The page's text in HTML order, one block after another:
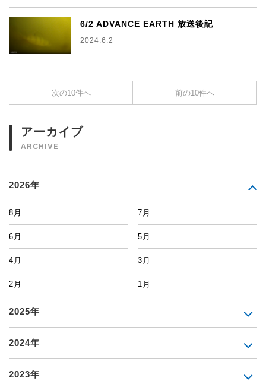
6/2 ADVANCE EARTH 放送後記
2024.6.2
次の10件へ 前の10件へ
アーカイブ
ARCHIVE
2026年
8月 7月
6月 5月
4月 3月
2月 1月
2025年
2024年
2023年